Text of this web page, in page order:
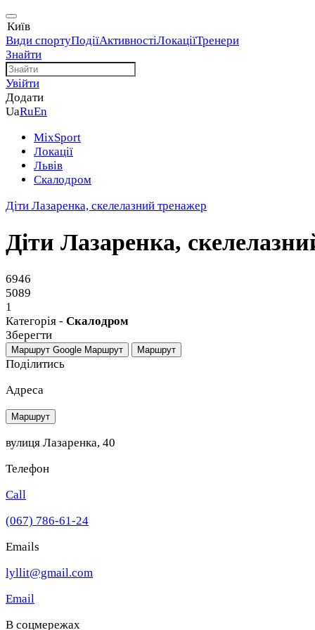
Київ
Види спортуПодіїАктивностіЛокаціїТренери
Знайти
Увійти
Додати
UaRuEn
MixSport
Локації
Львів
Скалодром
Діти Лазаренка, скелелазний тренажер
Діти Лазаренка,
6946
5089
1
Категорія - Скалодром
Зберегти
Маршрут Google Маршрут Маршрут
Поділитись
Адреса
Маршрут
вулиця Лазаренка, 40
Телефон
Call
(067) 786-61-24
Emails
lyllit@gmail.com
Email
В соцмережах